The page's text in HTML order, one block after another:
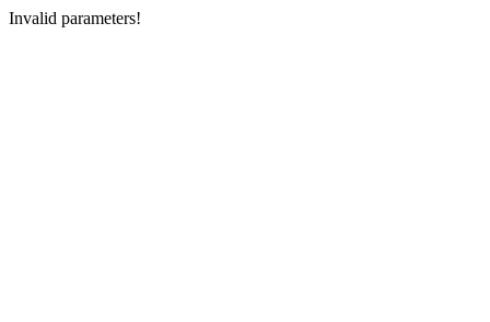
Invalid parameters!